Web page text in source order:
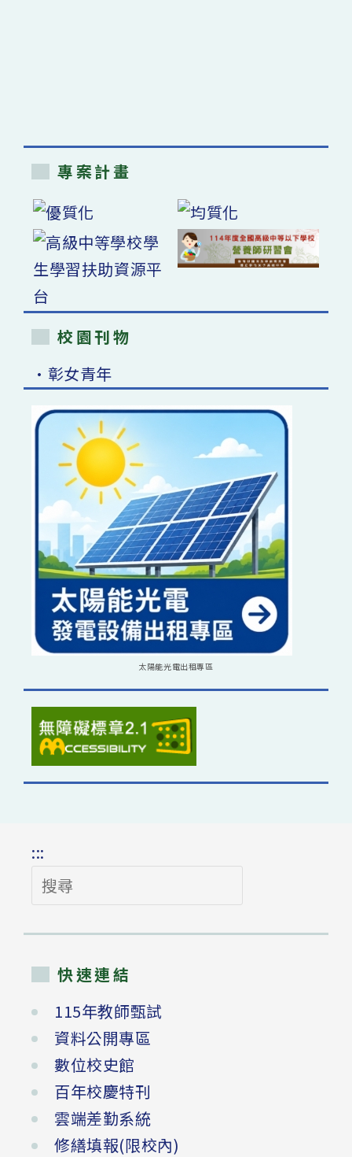
專案計畫
校園刊物
•彰女青年
太陽能光電出租專區
:::
搜
尋
快速連結
115年教師甄試
資料公開專區
數位校史館
百年校慶特刊
雲端差勤系統
修繕填報(限校內)